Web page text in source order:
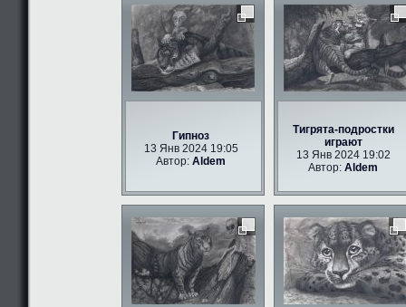
Гипноз
13 Янв 2024 19:05
Автор:Aldem
Тигрята-подростки
играют
13 Янв 2024 19:02
Автор:Aldem